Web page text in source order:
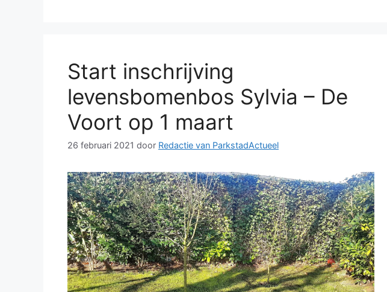
Start inschrijving
levensbomenbos Sylvia – De
Voort op 1 maart
26 februari 2021 door Redactie van ParkstadActueel